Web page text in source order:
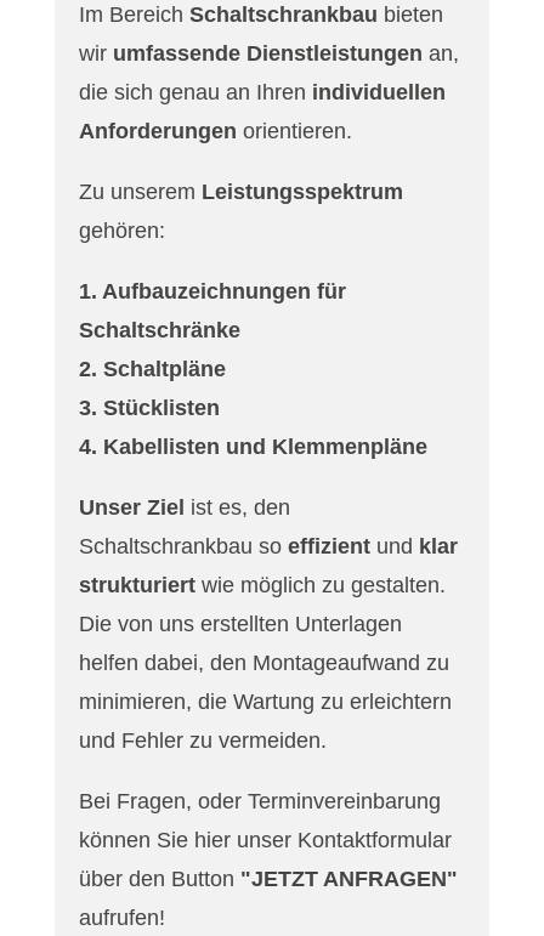
Im Bereich Schaltschrankbau bieten
wirumfassende Dienstleistungen an,
die sich genau an Ihren individuellen
Anforderungen orientieren.
Zu unserem Leistungsspektrum
gehören:
1. Aufbauzeichnungen für
Schaltschränke
2. Schaltpläne
3. Stücklisten
4. Kabellisten und Klemmenpläne
Unser Ziel ist es, den
Schaltschrankbau so effizientund klar
strukturiertwie möglich zu gestalten.
Die von uns erstellten Unterlagen
helfen dabei, den Montageaufwand zu
minimieren, die Wartung zu erleichtern
und Fehler zu vermeiden.
Bei Fragen, oder Terminvereinbarung
können Sie hier unser Kontaktformular
über den Button "JETZT ANFRAGEN"
aufrufen!